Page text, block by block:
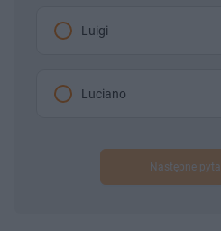
Luigi
Luciano
Następne